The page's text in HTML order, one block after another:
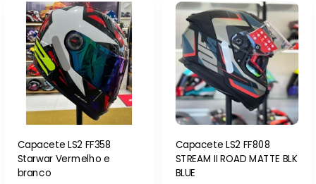
Capacete LS2 FF358
Starwar Vermelho e
branco
Capacete LS2 FF808
STREAM II ROAD MATTE BLK
BLUE